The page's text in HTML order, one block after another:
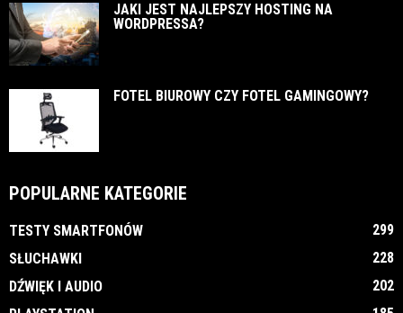
JAKI JEST NAJLEPSZY HOSTING NA
WORDPRESSA?
FOTEL BIUROWY CZY FOTEL GAMINGOWY?
POPULARNE KATEGORIE
TESTY SMARTFONÓW
299
SŁUCHAWKI
228
DŹWIĘK I AUDIO
202